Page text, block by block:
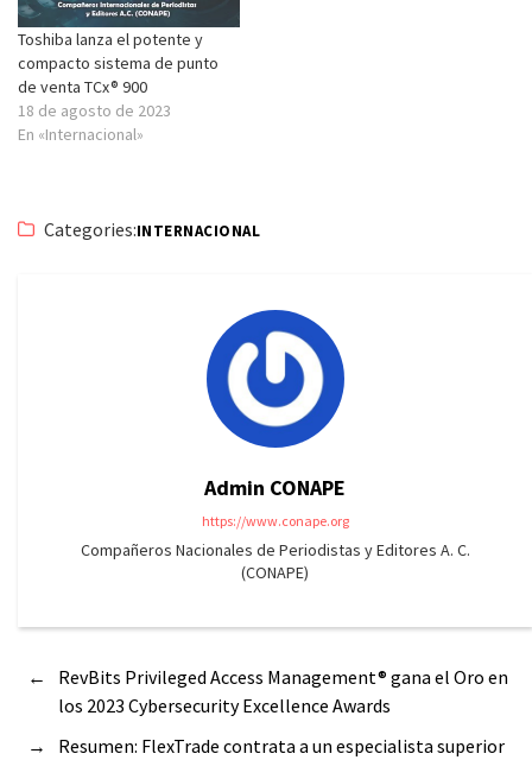
Toshiba lanza el potente y
compacto sistema de punto
de venta TCx® 900
18 de agosto de 2023
En «Internacional»
Categories:INTERNACIONAL
Admin CONAPE
https://www.conape.org
Compañeros Nacionales de Periodistas y Editores A. C.
(CONAPE)
←
RevBits Privileged Access Management® gana el Oro en
los 2023 Cybersecurity Excellence Awards
→
Resumen: FlexTrade contrata a un especialista superior